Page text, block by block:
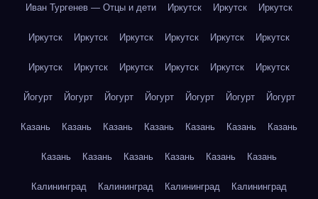
Иван Тургенев — Отцы и дети Иркутск Иркутск Иркутск
Иркутск Иркутск Иркутск Иркутск Иркутск Иркутск
Иркутск Иркутск Иркутск Иркутск Иркутск Иркутск
Йогурт Йогурт Йогурт Йогурт Йогурт Йогурт Йогурт
Казань Казань Казань Казань Казань Казань Казань
Казань Казань Казань Казань Казань Казань
Калининград Калининград Калининград Калининград